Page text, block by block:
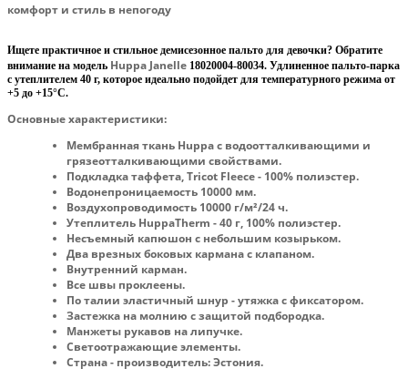
комфорт и стиль в непогоду
Ищете практичное и стильное демисезонное пальто для девочки? Обратите
внимание на модель Huppa Janelle 18020004-80034. Удлиненное пальто-парка
с утеплителем 40 г, которое идеально подойдет для температурного режима от
+5 до +15°C.
Основные характеристики:
Мембранная ткань Huppa с водоотталкивающими и
грязеотталкивающими свойствами.
Подкладка таффета, Tricot Fleece - 100% полиэстер.
Водонепроницаемость 10000 мм.
Воздухопроводимость 10000 г/м²/24 ч.
Утеплитель HuppaTherm - 40 г, 100% полиэстер.
Несъемный капюшон с небольшим козырьком.
Два врезных боковых кармана с клапаном.
Внутренний карман.
Все швы проклеены.
По талии эластичный шнур - утяжка с фиксатором.
Застежка на молнию с защитой подбородка.
Манжеты рукавов на липучке.
Светоотражающие элементы.
Страна - производитель: Эстония.